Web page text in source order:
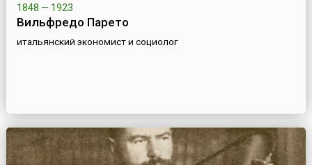
1848 — 1923
Вильфредо Парето
итальянский экономист и социолог